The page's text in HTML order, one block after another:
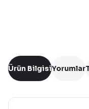
Ürün BilgisiYorumlar